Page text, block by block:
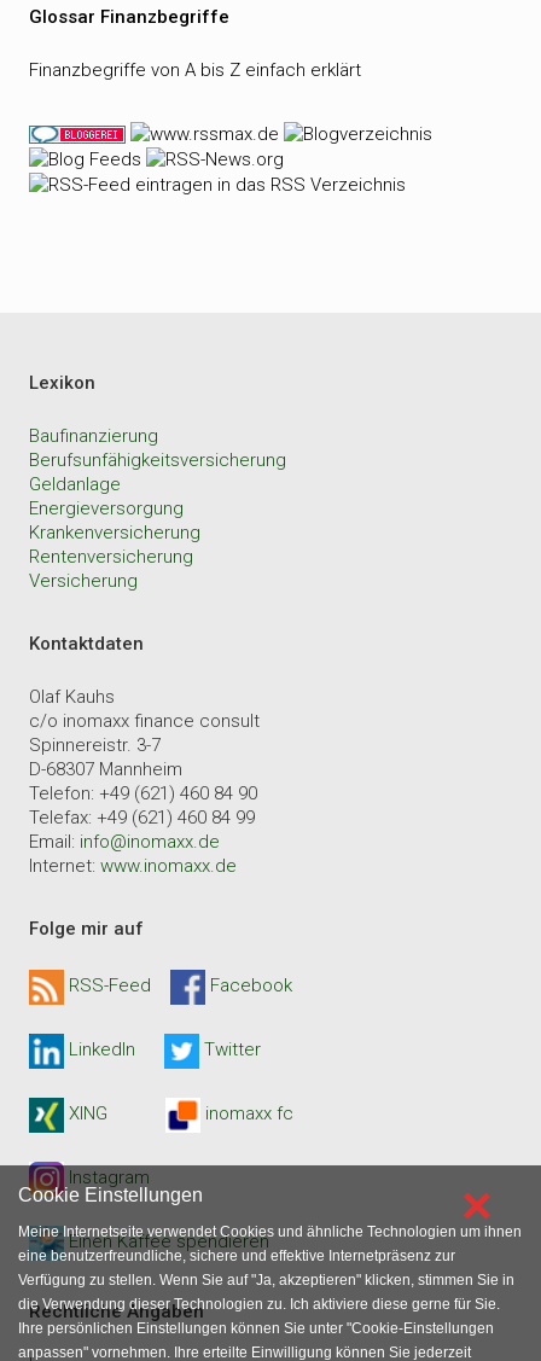
Glossar Finanzbegriffe
Finanzbegriffe von A bis Z einfach erklärt
Lexikon
Baufinanzierung
Berufsunfähigkeitsversicherung
Geldanlage
Energieversorgung
Krankenversicherung
Rentenversicherung
Versicherung
Kontaktdaten
Olaf Kauhs
c/o inomaxx finance consult
Spinnereistr. 3-7
D-68307 Mannheim
Telefon: +49 (621) 460 84 90
Telefax: +49 (621) 460 84 99
Email: info@inomaxx.de
Internet: www.inomaxx.de
Folge mir auf
RSS-Feed Facebook
LinkedIn Twitter
XING inomaxx fc
Instagram
Einen Kaffee spendieren
Rechtliche Angaben
×
Cookie Einstellungen
Meine Internetseite verwendet Cookies und ähnliche Technologien um ihnen
eine benutzerfreundliche, sichere und effektive Internetpräsenz zur
Verfügung zu stellen. Wenn Sie auf "Ja, akzeptieren" klicken, stimmen Sie in
die Verwendung dieser Technologien zu. Ich aktiviere diese gerne für Sie.
Ihre persönlichen Einstellungen können Sie unter "Cookie-Einstellungen
anpassen" vornehmen. Ihre erteilte Einwilligung können Sie jederzeit